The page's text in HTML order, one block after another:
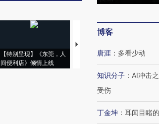
【特别呈现】《东莞，人
间便利店》倾情上线
【推广】走进第四届链博
会，让数智科技“链”接产
博客
唐涯 ： 多看少动
知识分子 ： AI冲击
受伤
丁金坤 ： 耳闻目睹